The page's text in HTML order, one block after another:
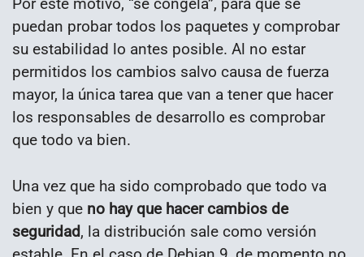
puedan probar todos los paquetes y comprobar
su estabilidad lo antes posible. Al no estar
permitidos los cambios salvo causa de fuerza
mayor, la única tarea que van a tener que hacer
los responsables de desarrollo es comprobar
que todo va bien.
Una vez que ha sido comprobado que todo va
bien y que no hay que hacer cambios de
seguridad, la distribución sale como versión